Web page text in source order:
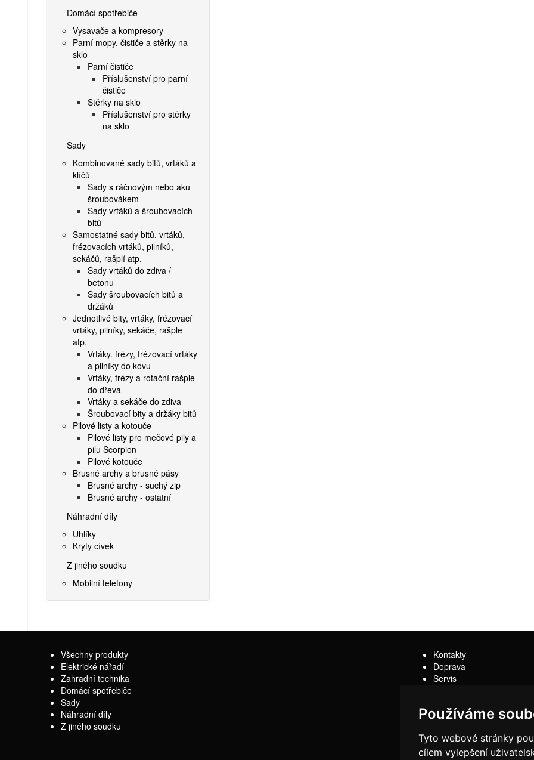
Používáme
Tyto webové stránky
cílem vylepšení
Domácí spotřebiče
Vysavače a kompresory
Parní mopy, čističe a stěrky na
sklo
Parní čističe
Příslušenství pro parní
čističe
Stěrky na sklo
Příslušenství pro stěrky
na sklo
Sady
Kombinované sady bitů, vrtáků a
klíčů
Sady s ráčnovým nebo aku
šroubovákem
Sady vrtáků a šroubovacích
bitů
Samostatné sady bitů, vrtáků,
frézovacích vrtáků, pilníků,
sekáčů, rašplí atp.
Sady vrtáků do zdiva /
betonu
Sady šroubovacích bitů a
držáků
Jednotlivé bity, vrtáky, frézovací
vrtáky, pilníky, sekáče, rašple
atp.
Vrtáky. frézy, frézovací vrtáky
a pilníky do kovu
Vrtáky, frézy a rotační rašple
do dřeva
Vrtáky a sekáče do zdiva
Šroubovací bity a držáky bitů
Pilové listy a kotouče
Pilové listy pro mečové pily a
pilu Scorpion
Pilové kotouče
Brusné archy a brusné pásy
Brusné archy - suchý zip
Brusné archy - ostatní
Náhradní díly
Uhlíky
Kryty cívek
Z jiného soudku
Mobilní telefony
Všechny produkty
Elektrické nářadí
Zahradní technika
Domácí spotřebiče
Sady
Náhradní díly
Z jiného soudku
Kontakty
Doprava
Servis